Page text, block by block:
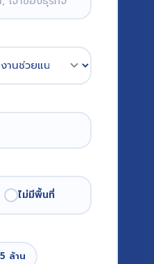
ไม่มีพื้นที่
ล้าน